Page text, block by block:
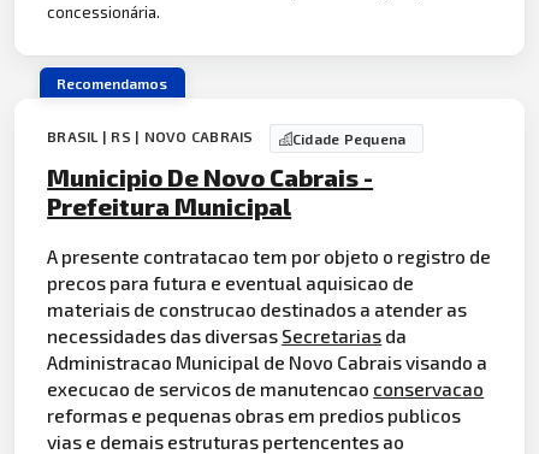
concessionária.
Recomendamos
BRASIL | RS | NOVO CABRAIS Cidade Pequena
Municipio De Novo Cabrais -
Prefeitura Municipal
A presente contratacao tem por objeto o registro de
precos para futura e eventual aquisicao de
materiais de construcao destinados a atender as
necessidades das diversas Secretarias da
Administracao Municipal de Novo Cabrais visando a
execucao de servicos de manutencao conservacao
reformas e pequenas obras em predios publicos
vias e demais estruturas pertencentes ao